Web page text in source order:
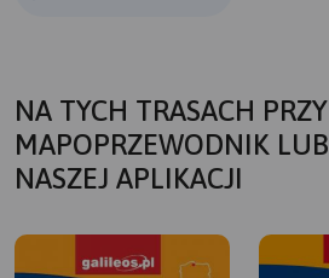
NA TYCH TRASACH
MAPOPRZEWODNIK
NASZEJ APLIKACJI